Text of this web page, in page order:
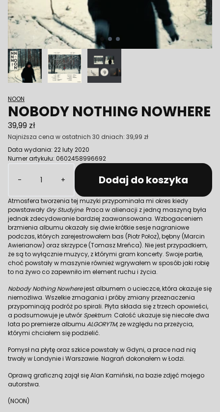
NOON
NOBODY NOTHING NOWHERE
39,99 zł
Najniższa cena w ostatnich 30 dniach: 39,99 zł
Data wydania: 22 luty 2020
Numer artykułu: 0602458996692
-
+ Dodaj do koszyka
Atmosfera tworzenia tej muzyki przypominała mi okres kiedy
powstawały Gry Studyjne. Praca w alienacji z jedną maszyną była
jednak zdecydowanie bardziej zaawansowana. Wzbogaceniem
brzmienia albumu okazały się dwie krótkie sesje nagraniowe
podczas, których zarejestrowałem bas (Piotr Połoz), bębny (Marcin
Awierianow) oraz skrzypce (Tomasz Mreńca). Nie jest przypadkiem,
że są to wyłącznie muzycy, z którymi gram koncerty. Swoje partie,
choć powstały w maszynie również wgrywałem w sposób jaki robię
to na żywo co zapewniło im element ruchu i życia.
Nobody Nothing Nowherejest albumem o ucieczce, która okazuje się
niemożliwa. Wszelkie zmagania i próby zmiany przeznaczenia
przypominają podróż po spirali. Płyta składa się z trzech opowieści,
a podsumowuje je utwór Spektrum. Całość ukazuje się niecałe dwa
lata po premierze albumu ALGORYTM, ze względu na przeżycia,
którymi chciałem się podzielić.
Pomysł na płytę oraz szkice powstały w Gdyni, a prace nad nią
trwały w Londynie i Warszawie. Nagrań dokonałem w Łodzi.
Oprawą graficzną zajął się Alan Kamiński, na bazie zdjęć mojego
autorstwa.
(NOON)